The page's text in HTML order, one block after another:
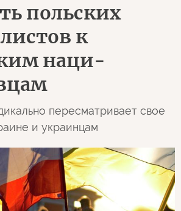
польских
к
наци-
пересматривает свое
и украинцам